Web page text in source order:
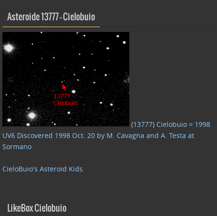
Asteroide 13777 – Cielobuio
(13777) Cielobuio = 1998
UV6 Discovered 1998 Oct. 20 by M. Cavagna and A. Testa at
Sormano
CieloBuio's Asteroid Kids
LikeBox Cielobuio